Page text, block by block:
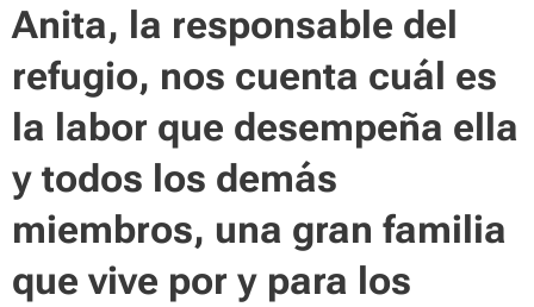
Anita, la responsable del
refugio, nos cuenta cuál es
la labor que desempeña ella
y todos los demás
miembros, una gran familia
que vive por y para los